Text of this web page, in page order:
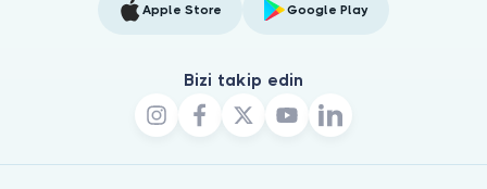
Apple Store Google Play
Bizi takip edin